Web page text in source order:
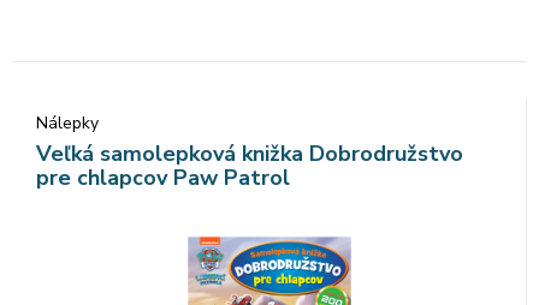
Nálepky
Veľká samolepková knižka Dobrodružstvo
pre chlapcov Paw Patrol